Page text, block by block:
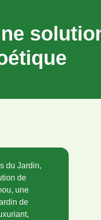
du Jardin,
de
une
de